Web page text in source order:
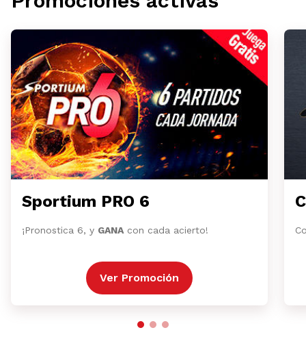
Sportium PRO 6
¡Pronostica 6, y GANA con cada acierto!
Ver Promoción